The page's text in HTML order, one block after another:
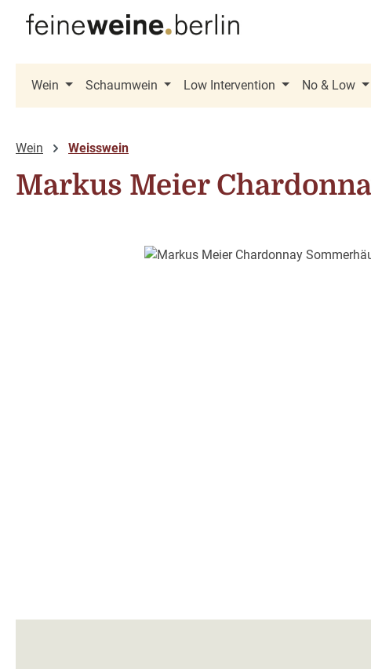
Hauptinhalt springen
Zur Suche springen
Zur Hauptnavigation springen
Wein Schaumwein Low Intervention No & Low
Wein Weisswein
Markus Meier
Bildergalerie überspringen